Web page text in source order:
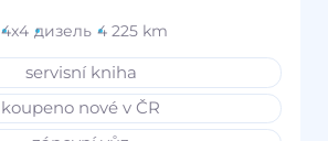
4x4 дизель 4 225 km
servisní kniha
koupeno nové v ČR